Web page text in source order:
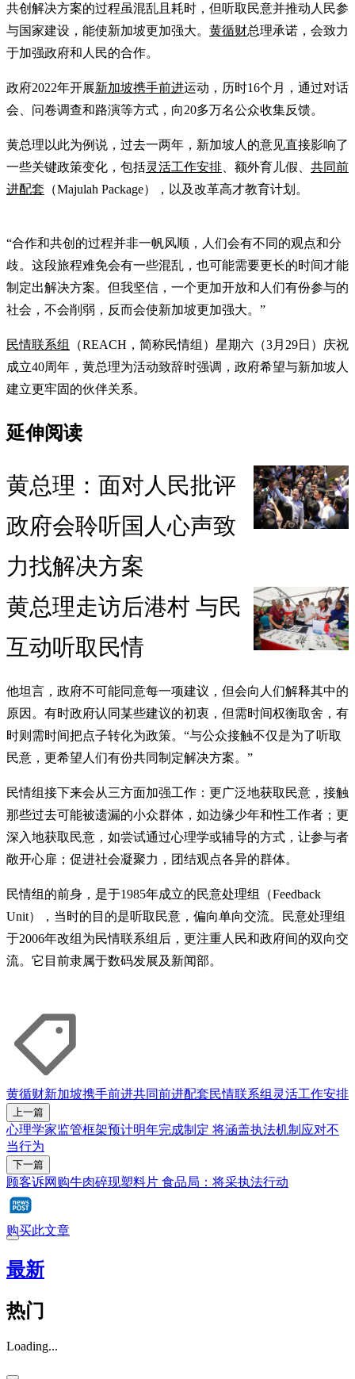
共创解决方案的过程虽混乱且耗时，但听取民意并推动人民参
与国家建设，能使新加坡更加强大。 黄循财总理承诺，会致力
于加强政府和人民的合作。
政府2022年开展新加坡携手前进运动，历时16个月，通过对话
会、问卷调查和路演等方式，向20多万名公众收集反馈。
黄总理以此为例说，过去一两年，新加坡人的意见直接影响了
一些关键政策变化，包括灵活工作安排 、额外育儿假、 共同前
进配套 （Majulah Package），以及改革高才教育计划。
“合作和共创的过程并非一帆风顺，人们会有不同的观点和分
歧。这段旅程难免会有一些混乱，也可能需要更长的时间才能
制定出解决方案。但我坚信，一个更加开放和人们有份参与的
社会，不会削弱，反而会使新加坡更加强大。”
民情联系组
（REACH，简称民情组）星期六（3月29日）庆祝
成立40周年，黄总理为活动致辞时强调，政府希望与新加坡人
建立更牢固的伙伴关系。
延伸阅读
黄总理：面对人民批评
政府会聆听国人心声致
力找解决方案
黄总理走访后港村 与民
互动听取民情
他坦言，政府不可能同意每一项建议，但会向人们解释其中的
原因。有时政府认同某些建议的初衷，但需时间权衡取舍，有
时则需时间把点子转化为政策。“与公众接触不仅是为了听取
民意，更希望人们有份共同制定解决方案。”
民情组接下来会从三方面加强工作：更广泛地获取民意，接触
那些过去可能被遗漏的小众群体，如边缘少年和性工作者；更
深入地获取民意，如尝试通过心理学或辅导的方式，让参与者
敞开心扉；促进社会凝聚力，团结观点各异的群体。
民情组的前身，是于1985年成立的民意处理组（Feedback
Unit），当时的目的是听取民意，偏向单向交流。民意处理组
于2006年改组为民情联系组后，更注重人民和政府间的双向交
流。它目前隶属于数码发展及新闻部。
黄循财新加坡携手前进共同前进配套民情联系组 灵活工作安排
上一篇
心理学家监管框架预计明年完成制定 将涵盖执法机制应对不
当行为
下一篇
顾客诉网购牛肉碎现塑料片 食品局：将采执法行动
购买此文章
最新
热门
Loading...